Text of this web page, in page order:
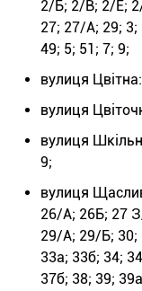
2/Б; 2/В; 2/Е;
27; 27/А; 29; 3;
49; 5; 51; 7; 9;
вулиця
вулиця
вулиця
9;
вулиця
26/А; 26Б; 27
29/А; 29/Б; 30;
33а; 33б; 34;
37б; 38; 39;